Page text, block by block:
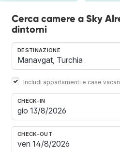
Cerca camere a Sky
dintorni
DESTINAZIONE
Includi appartamenti e case
CHECK-IN
CHECK-OUT